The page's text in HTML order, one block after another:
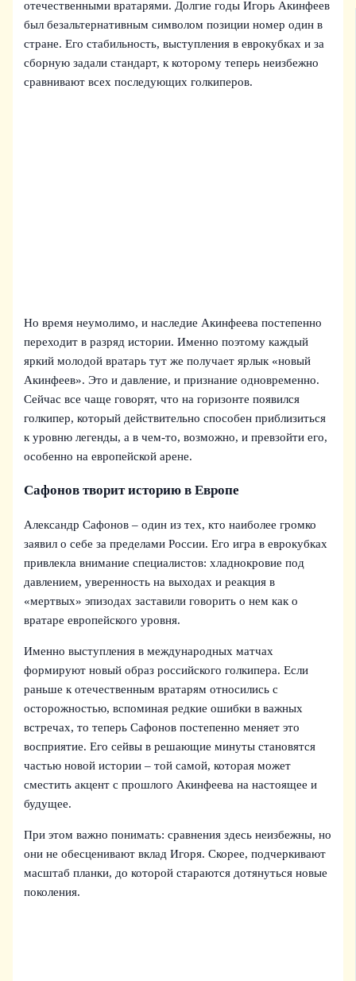
отечественными вратарями. Долгие годы Игорь Акинфеев
был безальтернативным символом позиции номер один в
стране. Его стабильность, выступления в еврокубках и за
сборную задали стандарт, к которому теперь неизбежно
сравнивают всех последующих голкиперов.
Но время неумолимо, и наследие Акинфеева постепенно
переходит в разряд истории. Именно поэтому каждый
яркий молодой вратарь тут же получает ярлык «новый
Акинфеев». Это и давление, и признание одновременно.
Сейчас все чаще говорят, что на горизонте появился
голкипер, который действительно способен приблизиться
к уровню легенды, а в чем‑то, возможно, и превзойти его,
особенно на европейской арене.
Сафонов творит историю в Европе
Александр Сафонов – один из тех, кто наиболее громко
заявил о себе за пределами России. Его игра в еврокубках
привлекла внимание специалистов: хладнокровие под
давлением, уверенность на выходах и реакция в
«мертвых» эпизодах заставили говорить о нем как о
вратаре европейского уровня.
Именно выступления в международных матчах
формируют новый образ российского голкипера. Если
раньше к отечественным вратарям относились с
осторожностью, вспоминая редкие ошибки в важных
встречах, то теперь Сафонов постепенно меняет это
восприятие. Его сейвы в решающие минуты становятся
частью новой истории – той самой, которая может
сместить акцент с прошлого Акинфеева на настоящее и
будущее.
При этом важно понимать: сравнения здесь неизбежны, но
они не обесценивают вклад Игоря. Скорее, подчеркивают
масштаб планки, до которой стараются дотянуться новые
поколения.